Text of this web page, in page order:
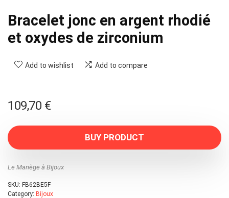
Bracelet jonc en argent rhodié
et oxydes de zirconium
Add to wishlist Add to compare
109,70 €
BUY PRODUCT
Le Manège à Bijoux
SKU: FB62BE5F
Category: Bijoux